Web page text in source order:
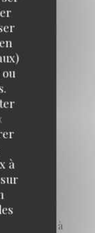
à
personnes à